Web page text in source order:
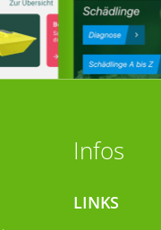
Infos
LINKS